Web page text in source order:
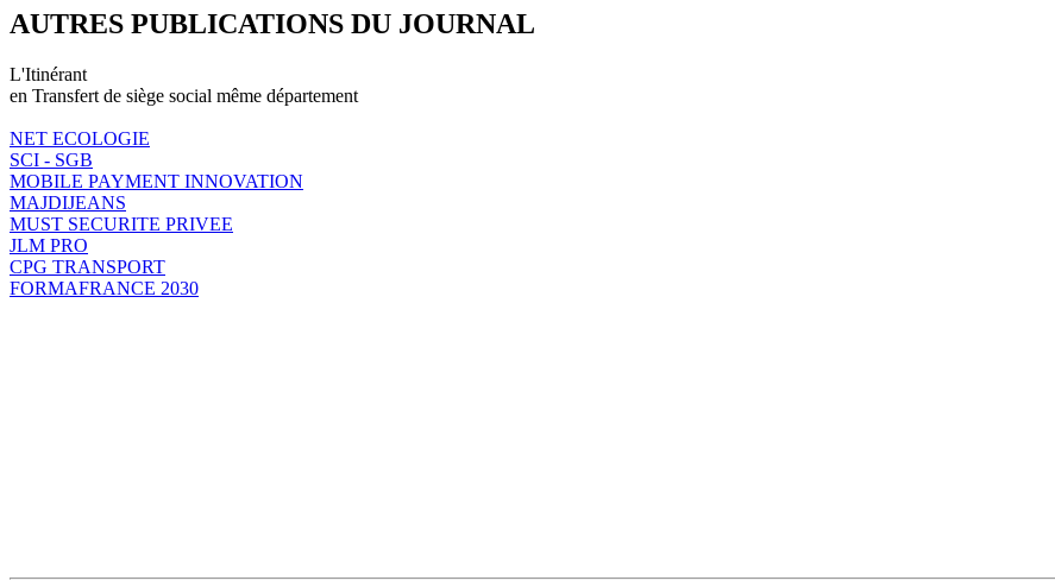
AUTRES PUBLICATIONS DU JOURNAL
L'Itinérant
en Transfert de siège social même département
NET ECOLOGIE
SCI - SGB
MOBILE PAYMENT INNOVATION
MAJDIJEANS
MUST SECURITE PRIVEE
JLM PRO
CPG TRANSPORT
FORMAFRANCE 2030